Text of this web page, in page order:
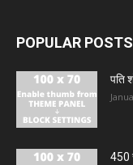
POPULAR POSTS
पति
450